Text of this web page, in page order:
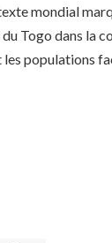
mondial
Togo dans la
populations